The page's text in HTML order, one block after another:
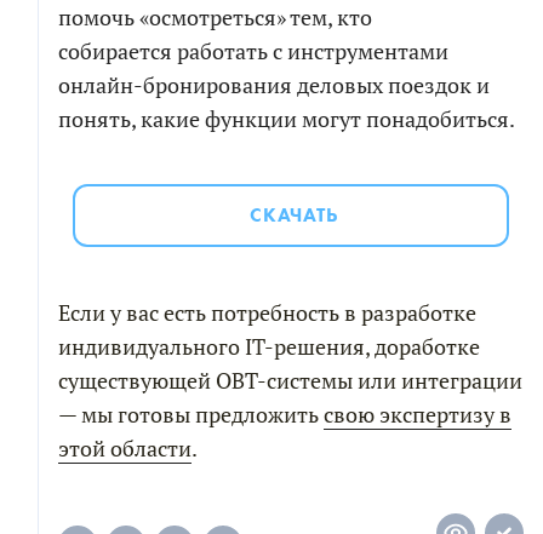
помочь «осмотреться» тем, кто
собирается работать с инструментами
онлайн-бронирования деловых поездок и
понять, какие функции могут понадобиться.
СКАЧАТЬ
Если у вас есть потребность в разработке
индивидуального IT-решения, доработке
существующей OBT-системы или интеграции
— мы готовы предложитьсвою экспертизу в
этой области.